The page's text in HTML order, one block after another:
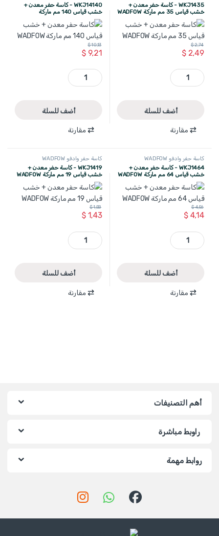
WKJ1435 - كاسة حفر معدن +
خشب قياس 35 مم ماركة WADFOW
$2,49
$2,74
WKJ1435 - كاسة حفر معدن + خشب قياس 35 مم ماركة WADFOW quantity
أضف للسلة
مقارنة
WKJ14140 - كاسة حفر معدن +
خشب قياس 140 مم ماركة
WADFOW
$9,21
$10,13
WKJ14140 - كاسة حفر معدن + خشب قياس 140 مم ماركة WADFOW quantity
أضف للسلة
مقارنة
كاسة حفر وادفو WADFOW
WKJ1464 - كاسة حفر معدن +
خشب قياس 64 مم ماركة WADFOW
$4,14
$4,56
WKJ1464 - كاسة حفر معدن + خشب قياس 64 مم ماركة WADFOW quantity
أضف للسلة
مقارنة
كاسة حفر وادفو WADFOW
WKJ1419 - كاسة حفر معدن +
خشب قياس 19 مم ماركة WADFOW
$1,43
$1,58
WKJ1419 - كاسة حفر معدن + خشب قياس 19 مم ماركة WADFOW quantity
أضف للسلة
مقارنة
أهم التصنيفات
راوبط مباشرة
روابط مهمة